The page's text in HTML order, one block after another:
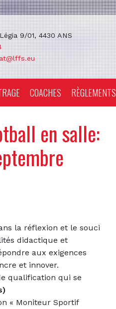
9/01, 4430 ANS
COACHES RÈGLEMENTS
en salle:
la réflexion et le souci
didactique et
aux exigences
et innover.
qualification qui se
« Moniteur Sportif